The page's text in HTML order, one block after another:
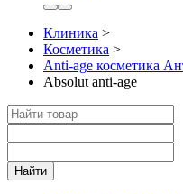
Клиника >
Косметика >
Anti-age косметика
Absolut anti-age
Найти